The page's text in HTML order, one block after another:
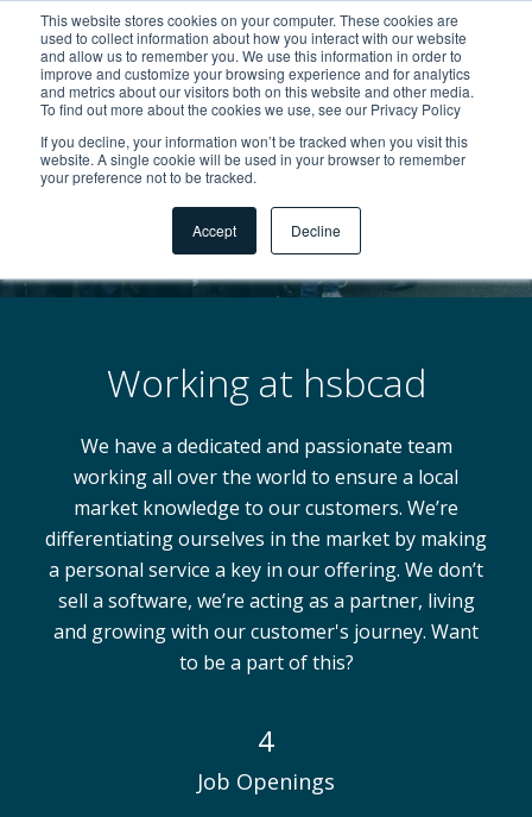
This website stores cookies on your computer. These cookies are
used to collect information about how you interact with our website
and allow us to remember you. We use this information in order to
improve and customize your browsing experience and for analytics
and metrics about our visitors both on this website and other media.
To find out more about the cookies we use, see our Privacy Policy
If you decline, your information won’t be tracked when you visit this
website. A single cookie will be used in your browser to remember
your preference not to be tracked.
Accept Decline
Working at hsbcad
We have a dedicated and passionate team
working all over the world to ensure a local
market knowledge to our customers. We’re
differentiating ourselves in the market by making
a personal service a key in our offering. We don’t
sell a software, we’re acting as a partner, living
and growing with our customer's journey. Want
to be a part of this?
4
Job Openings